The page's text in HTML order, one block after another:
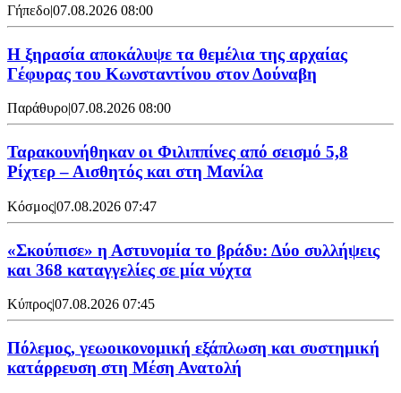
Γήπεδο|07.08.2026 08:00
Η ξηρασία αποκάλυψε τα θεμέλια της αρχαίας
Γέφυρας του Κωνσταντίνου στον Δούναβη
Παράθυρο|07.08.2026 08:00
Ταρακουνήθηκαν οι Φιλιππίνες από σεισμό 5,8
Ρίχτερ – Αισθητός και στη Μανίλα
Κόσμος|07.08.2026 07:47
«Σκούπισε» η Αστυνομία το βράδυ: Δύο συλλήψεις
και 368 καταγγελίες σε μία νύχτα
Κύπρος|07.08.2026 07:45
Πόλεμος, γεωοικονομική εξάπλωση και συστημική
κατάρρευση στη Μέση Ανατολή